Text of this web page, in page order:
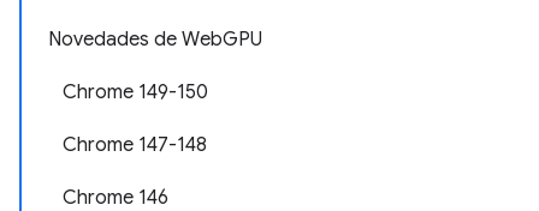
Novedades de WebGPU
Chrome 149-150
Chrome 147-148
Chrome 146